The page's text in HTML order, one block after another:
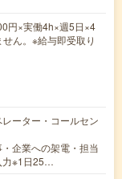
円×実働4h×週5日×4
ん。※給与即受取り
ーター・コールセン
企業への架電・担当
力※1日25…